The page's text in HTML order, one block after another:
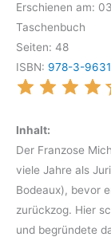
Erschienen am:
Taschenbuch
Seiten: 48
ISBN: 978-3-
Inhalt:
Der Franzose
viele Jahre als
Bodeaux), bevor
zurückzog. Hier
und begründete